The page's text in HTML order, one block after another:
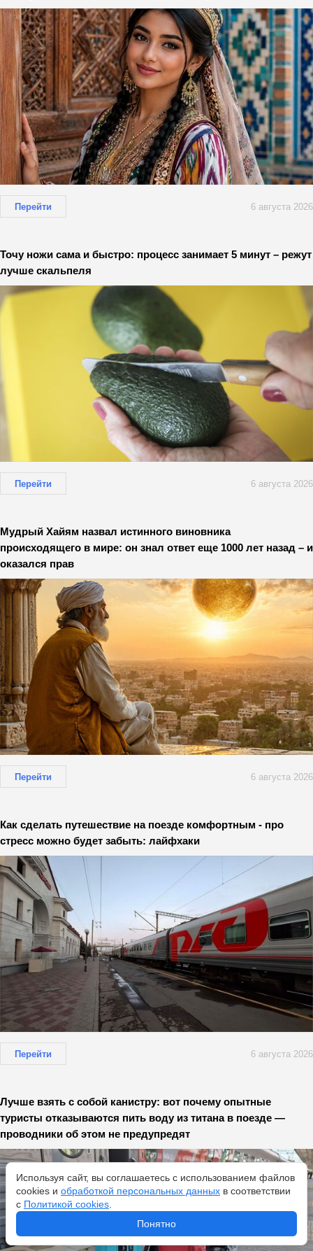
Перейти 6 августа 2026
Точу ножи сама и быстро: процесс занимает 5 минут – режут
лучше скальпеля
Перейти 6 августа 2026
Мудрый Хайям назвал истинного виновника
происходящего в мире: он знал ответ еще 1000 лет назад – и
оказался прав
Перейти 6 августа 2026
Как сделать путешествие на поезде комфортным - про
стресс можно будет забыть: лайфхаки
Перейти 6 августа 2026
Лучше взять с собой канистру: вот почему опытные
туристы отказываются пить воду из титана в поезде —
проводники об этом не предупредят
Используя сайт, вы соглашаетесь с использованием файлов
cookies и обработкой персональных данных в соответствии
с Политикой cookies
Понятно